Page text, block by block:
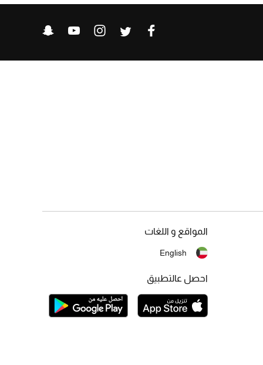
المواقع و اللغات
English
احصل عالتطبيق